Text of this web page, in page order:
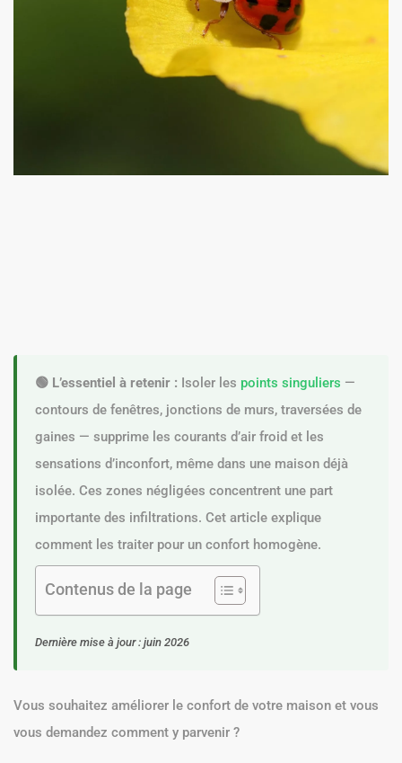
🟢 L’essentiel à retenir : Isoler les points singuliers —
contours de fenêtres, jonctions de murs, traversées de
gaines — supprime les courants d’air froid et les
sensations d’inconfort, même dans une maison déjà
isolée. Ces zones négligées concentrent une part
importante des infiltrations. Cet article explique
comment les traiter pour un confort homogène.
Contenus de la page
Dernière mise à jour : juin 2026
Vous souhaitez améliorer le confort de votre maison et vous
vous demandez comment y parvenir ?